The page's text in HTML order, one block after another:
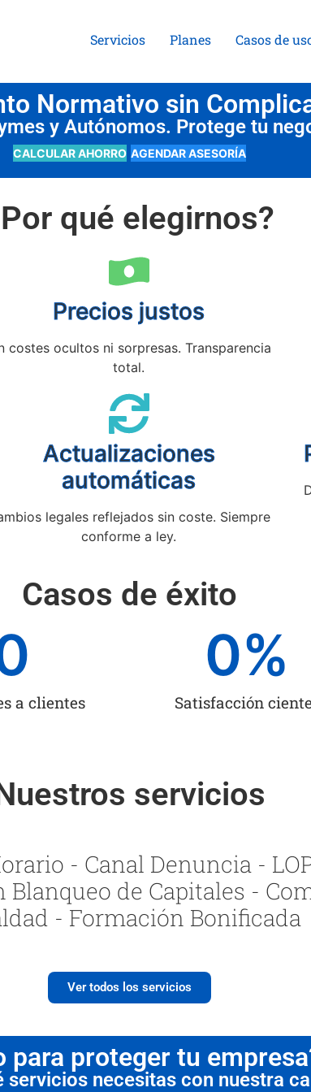
Servicios Planes Casos de
Normativo sin
y Autónomos. Protege tu
CALCULAR AHORRO AGENDAR ASESORÍA
qué elegirnos?
Precios justos
costes ocultos ni sorpresas. Transparencia
total.
Actualizaciones
automáticas
legales reflejados sin coste. Siempre
conforme a ley.
Casos de éxito
a clientes Satisfacción
0%
servicios
- Canal Denuncia -
de Capitales -
- Formación Bonificada
Ver todos los servicios
para proteger tu
servicios necesitas con nuestra